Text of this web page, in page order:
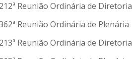
Reunião Ordinária de Diretoria
Reunião Ordinária de Plenária
Reunião Ordinária de Diretoria